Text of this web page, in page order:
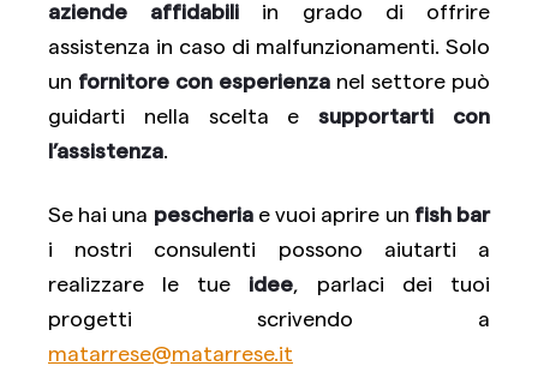
aziende affidabili in grado di offrire
assistenza in caso di malfunzionamenti. Solo
un fornitore con esperienza nel settore può
guidarti nella scelta esupportarti con
l’assistenza
Se hai una pescheriae vuoi aprire un fish bar
i nostri consulenti possono aiutarti a
realizzare le tue idee , parlaci dei tuoi
progetti scrivendo a
matarrese@matarrese.it